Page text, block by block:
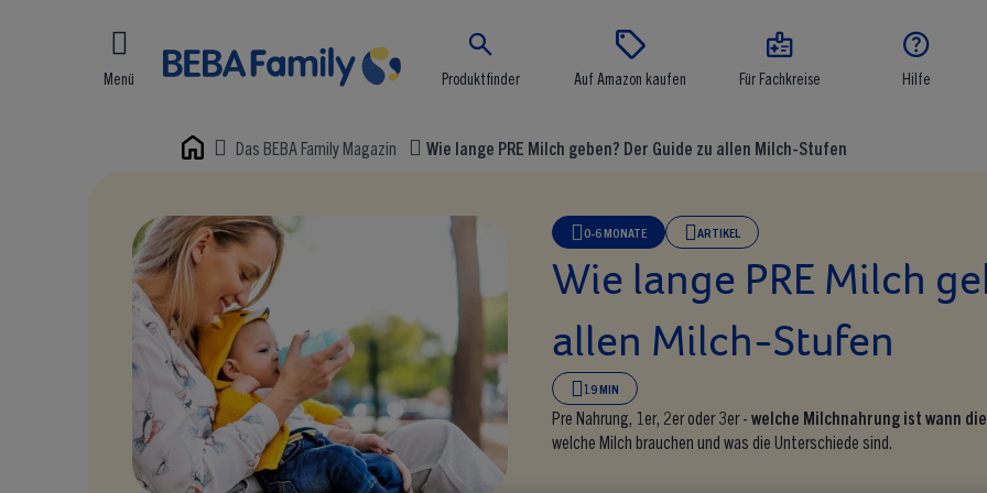
Menü

Produktfinder

Auf Amazon kaufen

Für Fachkreise

Hilfe
Home Das BEBA Family Magazin Wie lange PRE Milch geben? Der Guide zu allen Milch-Stufen
0-6 MONATE ARTIKEL
Wie lange PRE Milch
allen Milch-Stufen
19 MIN
Pre Nahrung, 1er, 2er oder 3er -welche Milchnahrung ist wann
welche Milch brauchen und was die Unterschiede sind.